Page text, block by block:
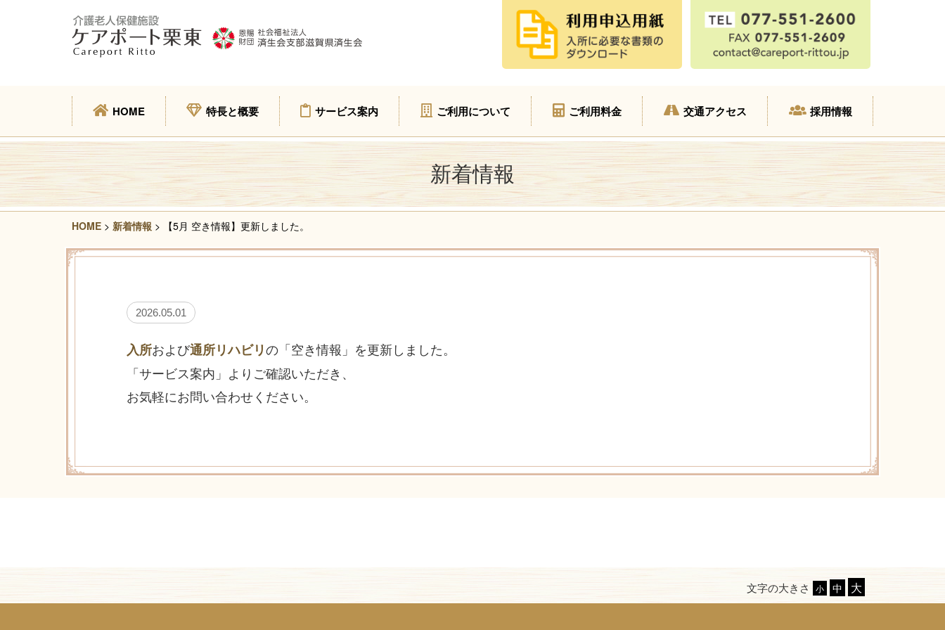
HOME 特長と概要 サービス案内 ご利用について ご利用料金 交通アクセス 採用情報
新着情報
HOME > 新着情報 > 【5月 空き情報】更新しました。
2026.05.01
入所および通所リハビリの「空き情報」を更新しました。
「サービス案内」よりご確認いただき、
お気軽にお問い合わせください。
文字の大きさ